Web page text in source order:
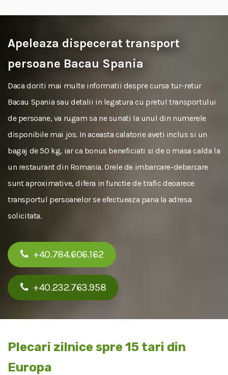
Apeleaza dispecerat transport
persoane Bacau Spania
Daca doriti mai multe informatii despre cursa tur-retur
Bacau Spania sau detalii in legatura cu pretul transportului
de persoane, va rugam sa ne sunati la unul din numerele
disponibile mai jos. In aceasta calatorie aveti inclus si un
bagaj de 50 kg, iar ca bonus beneficiati si de o masa calda la
un restaurant din Romania. Orele de imbarcare-debarcare
sunt aproximative, difera in functie de trafic deoarece
transportul persoanelor se efectueaza pana la adresa
solicitata.
+40.784.606.162
+40.232.763.958
Plecari zilnice spre 15 tari din
Europa